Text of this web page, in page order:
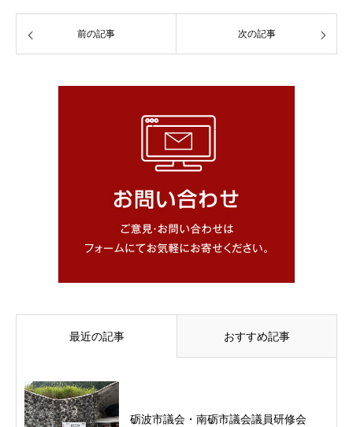
前の記事 次の記事
最近の記事 おすすめ記事
砺波市議会・南砺市議会議員研修会